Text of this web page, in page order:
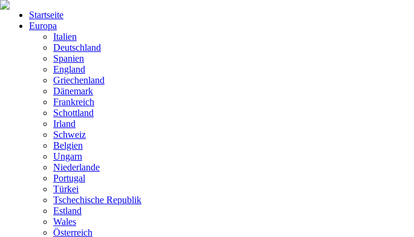
Startseite
Europa
Italien
Deutschland
Spanien
England
Griechenland
Dänemark
Frankreich
Schottland
Irland
Schweiz
Belgien
Ungarn
Niederlande
Portugal
Türkei
Tschechische Republik
Estland
Wales
Österreich